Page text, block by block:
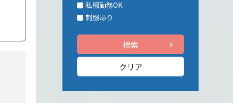
私服勤務OK
制服あり
検索
クリア